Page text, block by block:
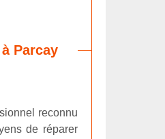
Parcay
reconnu
de réparer